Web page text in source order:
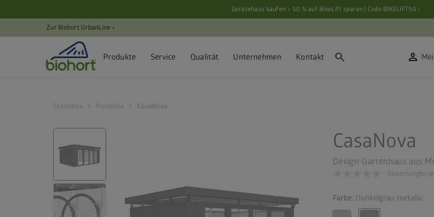
Gerätehaus kaufen = 50 % auf BikeLift sparen | Code BIKELIFT50 ›
Zur Biohort UrbanLine ›
Produkte Service Qualität Unternehmen Kontakt search person
Startseite chevron_right Produkte chevron_right CasaNova
CasaNova
Design-Gartenhaus aus
Bewertungen
Farbe: Dunkelgrau-metallic